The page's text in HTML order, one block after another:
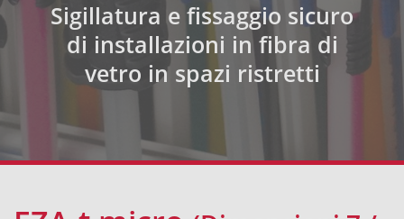
Sigillatura e fissaggio sicuro
di installazioni in fibra di
vetro in spazi ristretti